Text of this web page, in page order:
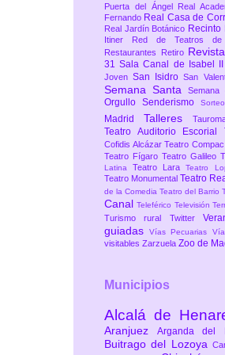
Puerta del Ángel
Real
Fernando Real Casa de
Real Jardín Botánico Recinto
Itiner
Red de Teatros de
Restaurantes
Retiro
31Sala Canal de Isabel
JovenSan IsidroSan
Semana Santa
Orgullo Senderismo
Madrid Talleres
Teatro Auditorio Escorial
Cofidis AlcázarTeatro
Teatro Fígaro Teatro Galileo
Latina Teatro LaraTeatro
Teatro Monumental Teatro
de la Comedia Teatro del Barrio
CanalTeleférico Televisión
Turismo rural Twitter
guiadasVías Pecuarias
visitables Zarzuela Zoo de
Municipios
Alcalá de
AranjuezArganda del
Buitrago del Lozoya